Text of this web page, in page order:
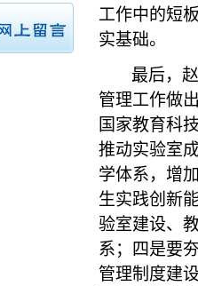
工作中的短
实基础。
最后，
管理工作做
国家教育科
推动实验室
学体系，增
生实践创新
验室建设、
系；四是要
管理制度建